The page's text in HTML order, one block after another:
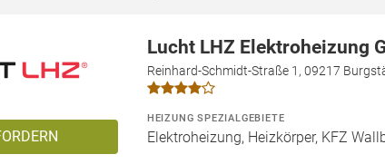
Lucht LHZ Elektroheizung
Reinhard-Schmidt-Straße 1, 09217
HEIZUNG SPEZIALGEBIETE
Elektroheizung, Heizkörper, KFZ